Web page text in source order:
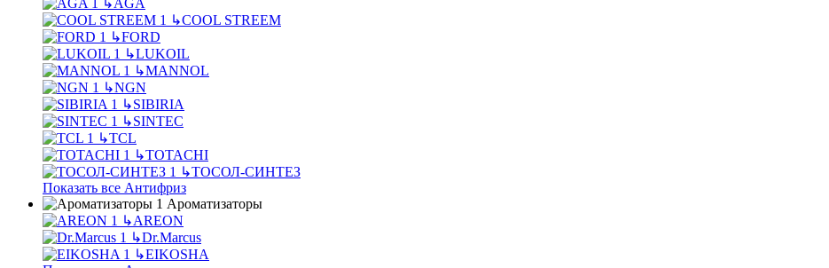
↳COOL STREEM
↳FORD
↳LUKOIL
↳MANNOL
↳NGN
↳SIBIRIA
↳SINTEC
↳TCL
↳TOTACHI
↳ТОСОЛ-СИНТЕЗ
Показать все Антифриз
Ароматизаторы
↳AREON
↳Dr.Marcus
↳EIKOSHA